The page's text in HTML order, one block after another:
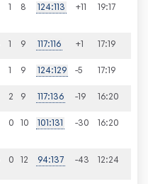
1 8 124:113 +11 19:17
1 9 117:116 +1 17:19
1 9 124:129 -5 17:19
2 9 117:136 -19 16:20
0 10 101:131 -30 16:20
0 12 94:137 -43 12:24